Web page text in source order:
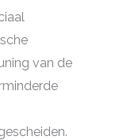
van de